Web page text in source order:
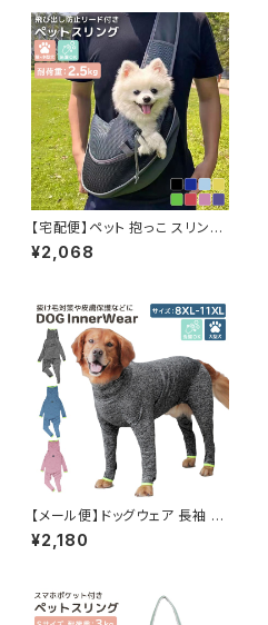
【宅配便】ペット 抱っこ スリング
メッシュ キャリーバッグ 犬 小型
犬 猫 ペットグッズ ペット鞄 ドッ
¥2,068
【メール便】ドッグウェア 長袖 ロ
ンパース 犬 ペット 防寒 秋冬／
pets079
¥2,180